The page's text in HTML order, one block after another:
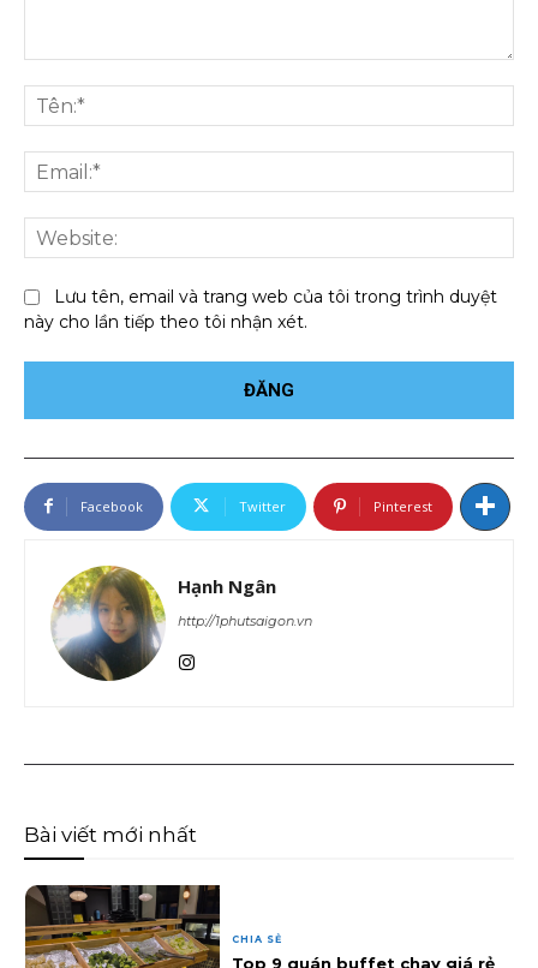
luận:
Lưu tên, email và trang web của tôi trong trình duyệt
này cho lần tiếp theo tôi nhận xét.
Facebook Twitter Pinterest
Hạnh Ngân
http://1phutsaigon.vn
Bài viết mới nhất
CHIA SẺ
Top 9 quán buffet chay giá rẻ